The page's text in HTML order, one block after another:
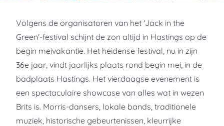
Volgens de organisatoren van het 'Jack in the
Green'-festival schijnt de zon altijd in Hastings op de
begin meivakantie. Het heidense festival, nu in zijn
36e jaar, vindt jaarlijks plaats rond begin mei, in de
badplaats Hastings. Het vierdaagse evenement is
een spectaculaire showcase van alles wat in wezen
Brits is. Morris-dansers, lokale bands, traditionele
muziek, historische gebeurtenissen, kleurrijke